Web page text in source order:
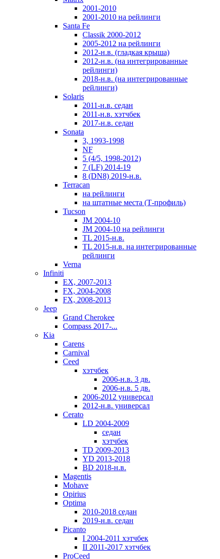
2001-2010
2001-2010 на рейлинги
Santa Fe
Classik 2000-2012
2005-2012 на рейлинги
2012-н.в. (гладкая крыша)
2012-н.в. (на интегрированные
рейлинги)
2018-н.в. (на интегрированные
рейлинги)
Solaris
2011-н.в. седан
2011-н.в. хэтчбек
2017-н.в. седан
Sonata
3, 1993-1998
NF
5 (4/5, 1998-2012)
7 (LF) 2014-19
8 (DN8) 2019-н.в.
Terracan
на рейлинги
на штатные места (Т-профиль)
Tucson
JM 2004-10
JM 2004-10 на рейлинги
TL 2015-н.в.
TL 2015-н.в. на интегрированные
рейлинги
Verna
Infiniti
EX, 2007-2013
FX, 2004-2008
FX, 2008-2013
Jeep
Grand Cherokee
Compass 2017-...
Kia
Carens
Carnival
Ceed
хэтчбек
2006-н.в. 3 дв.
2006-н.в. 5 дв.
2006-2012 универсал
2012-н.в. универсал
Cerato
LD 2004-2009
седан
хэтчбек
TD 2009-2013
YD 2013-2018
BD 2018-н.в.
Magentis
Mohave
Opirius
Optima
2010-2018 седан
2019-н.в. седан
Picanto
I 2004-2011 хэтчбек
II 2011-2017 хэтчбек
ProCeed